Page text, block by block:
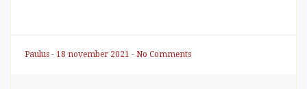
Paulus - 18 november 2021 - No Comments